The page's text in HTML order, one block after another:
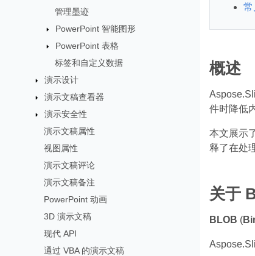
管理墨迹
PowerPoint 智能图形
PowerPoint 表格
标签和自定义数据
演示设计
演示文稿查看器
演示安全性
演示文稿属性
视图属性
演示文稿评论
演示文稿备注
PowerPoint 动画
3D 演示文稿
现代 API
通过 VBA 的演示文稿
常
概述
件时降低
本文展示
释了在处
关于
BLOB (